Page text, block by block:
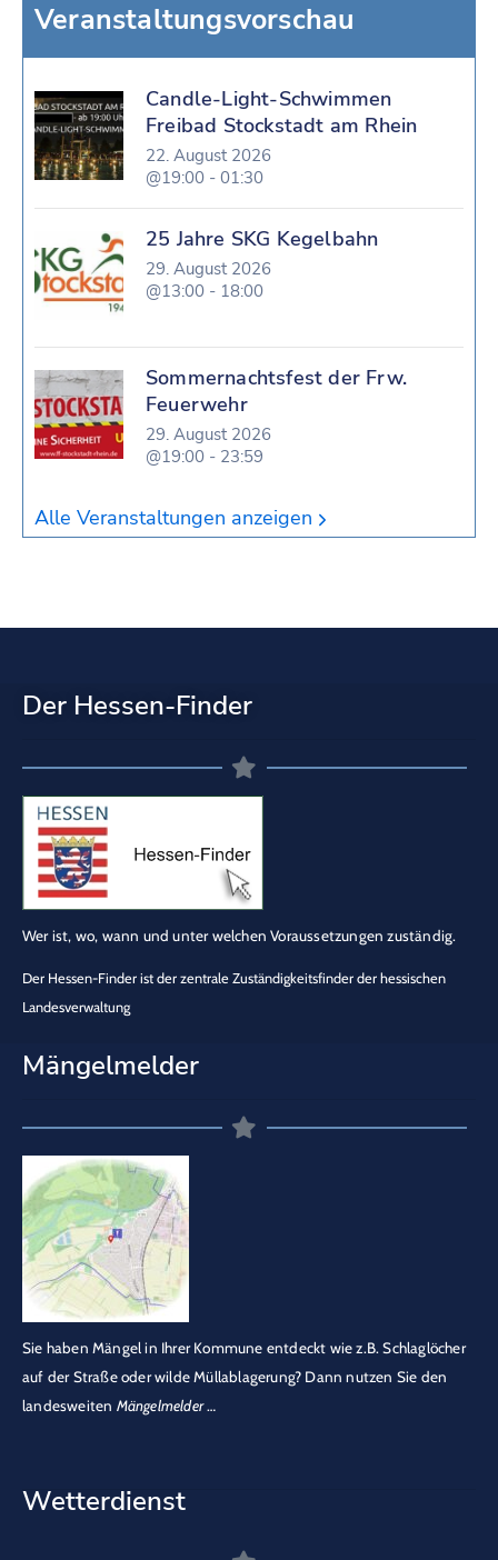
Veranstaltungsvorschau
Candle-Light-Schwimmen
Freibad Stockstadt am Rhein
22. August 2026
@19:00 - 01:30
25 Jahre SKG Kegelbahn
29. August 2026
@13:00 - 18:00
Sommernachtsfest der Frw.
Feuerwehr
29. August 2026
@19:00 - 23:59
Alle Veranstaltungen anzeigen
Der Hessen-Finder
Wer ist, wo, wann und unter welchen Voraussetzungen zuständig.
Der Hessen-Finder ist der zentrale Zuständigkeitsfinder der hessischen
Landesverwaltung
Mängelmelder
Sie haben Mängel in Ihrer Kommune entdeckt wie z.B. Schlaglöcher
auf der Straße oder wilde Müllablagerung? Dann nutzen Sie den
landesweiten Mängelmelder…
Wetterdienst